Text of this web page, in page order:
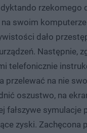
dyktando rzekomego
na swoim
dało
Następnie,
telefonicznie
przelewać na nie
oszustwo, na
fałszywe symulacje
zyski. Zachęcona